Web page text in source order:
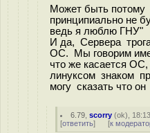
Может быть потому
принципиально не
ведь я люблю ГНУ"
И да, Сервера
ОС. Мы говорим
что же касается ОС,
линуксом знаком
могу сказать что
6.79 ,scorry (ok),
[ответить] [к